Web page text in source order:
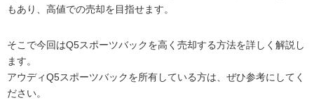
もあり、高値での売却を目指せます。
そこで今回はQ5スポーツバックを高く売却する方法を詳しく解説し
ます。
アウディQ5スポーツバックを所有している方は、ぜひ参考にしてく
ださい。